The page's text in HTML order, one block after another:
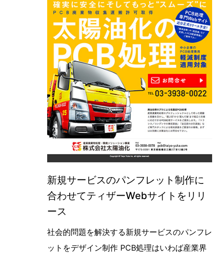
新規サービスのパンフレット制作に
合わせてティザーWebサイトをリリ
ース
【Webサイト＆パンフレットデザイ
社会的問題を解決する新規サービスのパンフレ
ットをデザイン制作 PCB処理はいわば産業界